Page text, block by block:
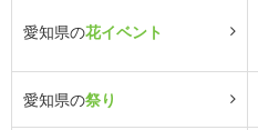
愛知県の花イベント
愛知県の祭り